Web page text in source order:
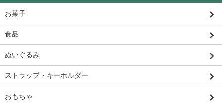
お菓子
食品
ぬいぐるみ
ストラップ・キーホルダー
おもちゃ